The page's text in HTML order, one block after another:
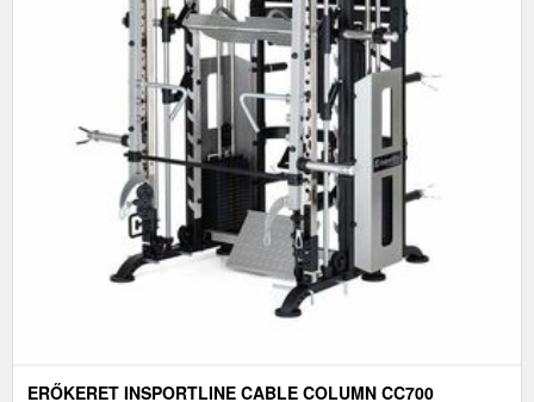
ERŐKERET INSPORTLINE CABLE COLUMN CC700